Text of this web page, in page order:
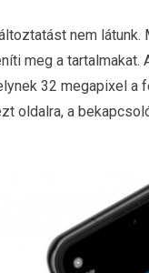
nem látunk.
meg a
32 megapixel a
oldalra, a